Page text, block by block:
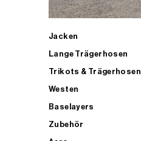
Jacken
Lange Trägerhosen
Trikots & Trägerhosen
Westen
Baselayers
Zubehör